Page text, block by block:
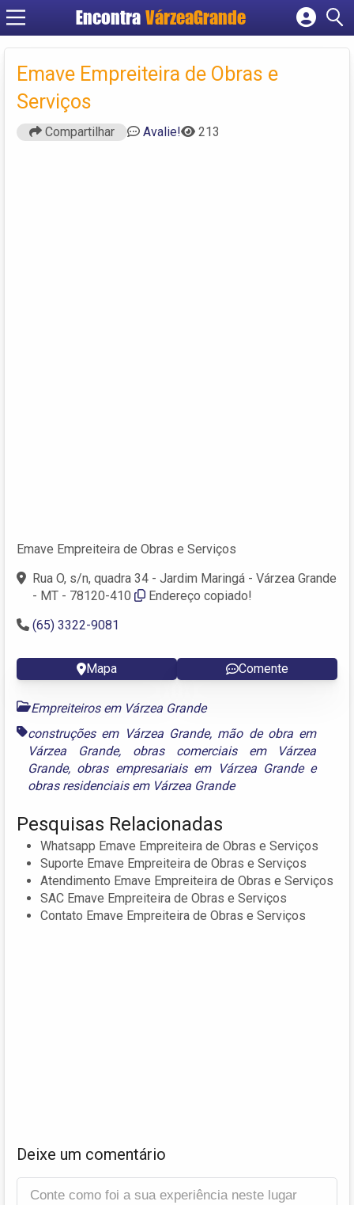
Encontra VárzeaGrande
Cadastrar empresa
Criar conta
Emave Empreiteira de Obras e
Serviços
Compartilhar Avalie! 213
Emave Empreiteira de Obras e Serviços
Rua O, s/n, quadra 34 - Jardim Maringá - Várzea Grande
- MT - 78120-410
Endereço copiado!
(65) 3322-9081
Mapa Comente
Empreiteiros em Várzea Grande
construções em Várzea Grande, mão de obra em
Várzea Grande, obras comerciais em Várzea
Grande, obras empresariais em Várzea Grandee
obras residenciais em Várzea Grande
Pesquisas Relacionadas
Whatsapp Emave Empreiteira de Obras e Serviços
Suporte Emave Empreiteira de Obras e Serviços
Atendimento Emave Empreiteira de Obras e Serviços
SAC Emave Empreiteira de Obras e Serviços
Contato Emave Empreiteira de Obras e Serviços
Deixe um comentário